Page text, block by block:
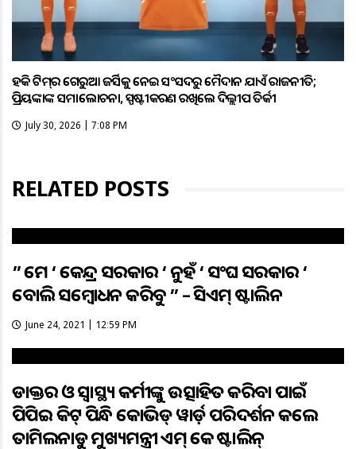
ହକି ଟିମ୍‌ର ଗେରୁଆ ଜର୍ସିକୁ ନେଇ ସଂସଦରୁ ମୈଦାନ ଯାଏଁ ରାଜନୀତି;
ପ୍ରିୟଙ୍କାଙ୍କ ସମାଲୋଚନା, ସ୍ପଷ୍ଟୀକରଣ ରଖିଲେ ଦିଲ୍ଲୀପ ତିର୍କୀ
July 30, 2026 | 7:08 PM
RELATED POSTS
” ଆମେ ‘ କେନ୍ଦ୍ର ସରକାର ‘ ନୁହଁ ‘ ସଂଘ ସରକାର ‘
ବୋଲି ସମ୍ବୋଧନ କରିବୁ ” – ସିଏମ୍ ଷ୍ଟାଲିନ
June 24, 2021 | 12:59 PM
ଡାକ୍ତର ଓ ସ୍ବାସ୍ଥ୍ୟ କର୍ମୀଙ୍କୁ ଉତ୍ସାହିତ କରିବା ପାଇଁ
ପିପିଇ କିଟ୍ ପିନ୍ଧି କୋଭିଡ୍ ୱାର୍ଡ଼ ପରିଦର୍ଶନ କଲେ
ତାମିଲନାଡୁ ମୁଖ୍ୟମନ୍ତ୍ରୀ ଏମ୍ କେ ଷ୍ଟାଲିନ୍